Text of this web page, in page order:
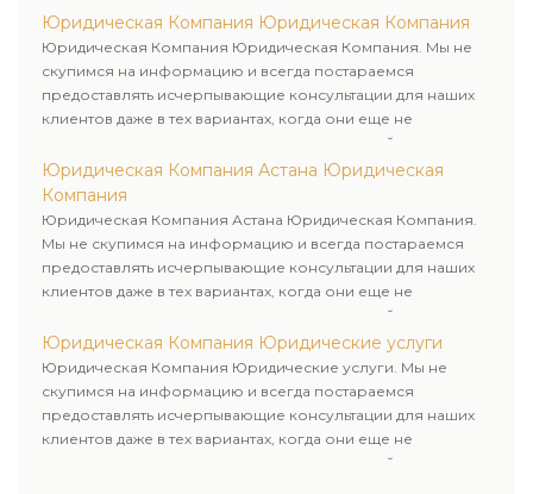
Юридическая Компания Юридическая Компания
Юридическая Компания Юридическая Компания. Мы не
скупимся на информацию и всегда постараемся
предоставлять исчерпывающие консультации для наших
клиентов даже в тех вариантах, когда они еще не
пользовались юридическими услугами нашей компании.
Юридическая Компания Астана Юридическая
Компания
Юридическая Компания Астана Юридическая Компания.
Мы не скупимся на информацию и всегда постараемся
предоставлять исчерпывающие консультации для наших
клиентов даже в тех вариантах, когда они еще не
пользовались юридическими услугами нашей компании.
Юридическая Компания Юридические услуги
Юридическая Компания Юридические услуги. Мы не
скупимся на информацию и всегда постараемся
предоставлять исчерпывающие консультации для наших
клиентов даже в тех вариантах, когда они еще не
пользовались юридическими услугами нашей компании.